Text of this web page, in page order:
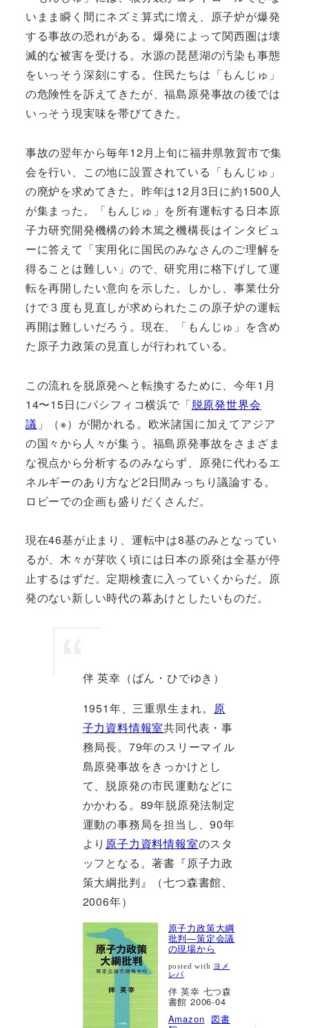
いまま瞬く間にネズミ算式に増え、原子炉が爆発
する事故の恐れがある。爆発によって関西圏は壊
滅的な被害を受ける。水源の琵琶湖の汚染も事態
をいっそう深刻にする。住民たちは「もんじゅ」
の危険性を訴えてきたが、福島原発事故の後では
いっそう現実味を帯びてきた。
事故の翌年から毎年12月上旬に福井県敦賀市で集
会を行い、この地に設置されている「もんじゅ」
の廃炉を求めてきた。昨年は12月3日に約1500人
が集まった。「もんじゅ」を所有運転する日本原
子力研究開発機構の鈴木篤之機構長はインタビュ
ーに答えて「実用化に国民のみなさんのご理解を
得ることは難しい」ので、研究用に格下げして運
転を再開したい意向を示した。しかし、事業仕分
けで３度も見直しが求められたこの原子炉の運転
再開は難しいだろう。現在、「もんじゅ」を含め
た原子力政策の見直しが行われている。
この流れを脱原発へと転換するために、今年1月
14〜15日にパシフィコ横浜で「脱原発世界会
議 」（※）が開かれる。欧米諸国に加えてアジア
の国々から人々が集う。福島原発事故をさまざま
な視点から分析するのみならず、原発に代わるエ
ネルギーのあり方など2日間みっちり議論する。
ロビーでの企画も盛りだくさんだ。
現在46基が止まり、運転中は8基のみとなってい
るが、木々が芽吹く頃には日本の原発は全基が停
止するはずだ。定期検査に入っていくからだ。原
発のない新しい時代の幕あけとしたいものだ。
伴 英幸（ばん・ひでゆき）
1951年、三重県生まれ。 原
子力資料情報室共同代表・事
務局長。79年のスリーマイル
島原発事故をきっかけとし
て、脱原発の市民運動などに
かかわる。89年脱原発法制定
運動の事務局を担当し、90年
より 原子力資料情報室のスタ
ッフとなる。著書『原子力政
策大綱批判』（七つ森書館、
2006年）
原子力政策大綱
批判―策定会議
の現場から
posted with ヨメ
レバ
伴 英幸 七つ森
書館 2006-04
Amazon 図書